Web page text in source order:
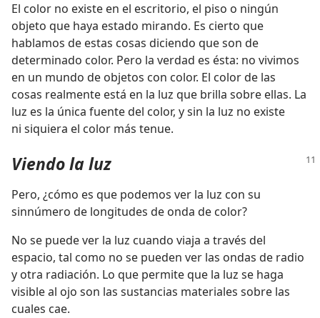
El color no existe en el escritorio, el piso o ningún
objeto que haya estado mirando. Es cierto que
hablamos de estas cosas diciendo que son de
determinado color. Pero la verdad es ésta: no vivimos
en un mundo de objetos con color. El color de las
cosas realmente está en la luz que brilla sobre ellas. La
luz es la única fuente del color, y sin la luz no existe
ni siquiera el color más tenue.
Viendo la luz
Pero, ¿cómo es que podemos ver la luz con su
sinnúmero de longitudes de onda de color?
No se puede ver la luz cuando viaja a través del
espacio, tal como no se pueden ver las ondas de radio
y otra radiación. Lo que permite que la luz se haga
visible al ojo son las sustancias materiales sobre las
cuales cae.